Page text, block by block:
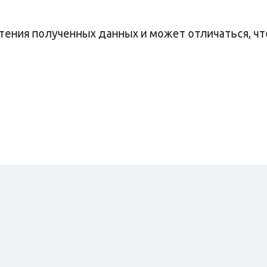
полученных данных и может отличаться,